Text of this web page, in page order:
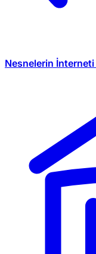
Nesnelerin İnterneti